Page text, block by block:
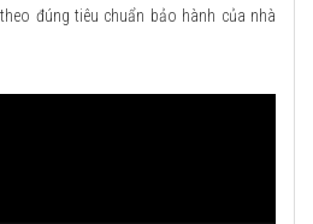
đúng tiêu chuẩn bảo hành của nhà